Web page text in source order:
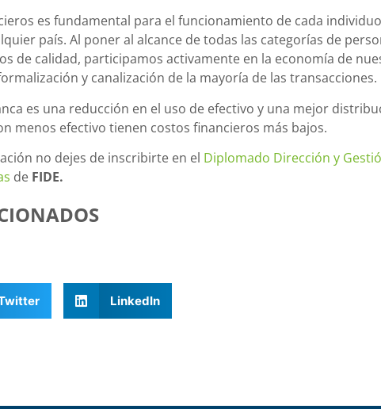
es fundamental para el funcionamiento de cada
país. Al poner al alcance de todas las categorías de
de calidad, participamos activamente en la economía de
y canalización de la mayoría de las transacciones.
es una reducción en el uso de efectivo y una mejor
menos efectivo tienen costos financieros más bajos.
no dejes de inscribirte en el Diplomado Dirección y
de FIDE.
LinkedIn